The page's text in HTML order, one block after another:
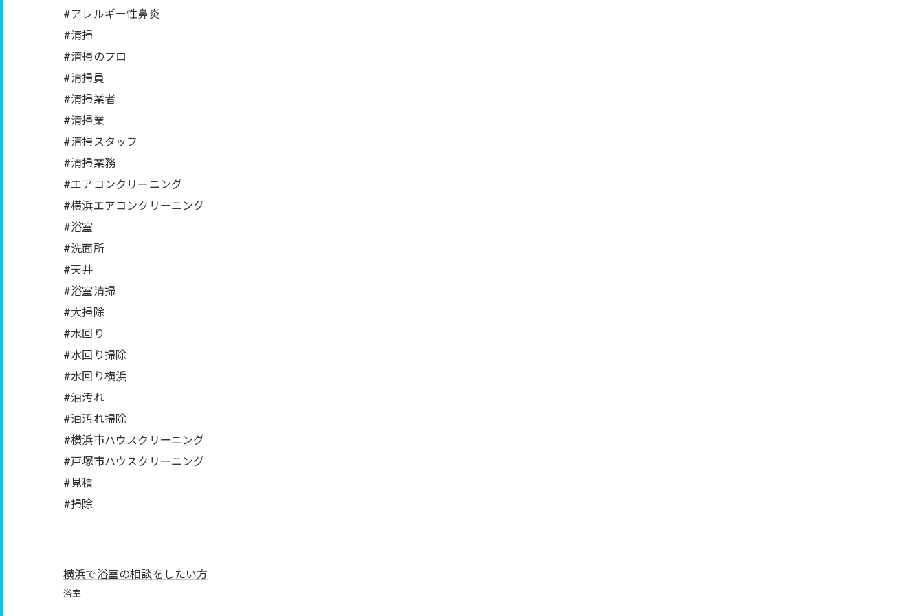
#アレルギー性鼻炎
#清掃
#清掃のプロ
#清掃員
#清掃業者
#清掃業
#清掃スタッフ
#清掃業務
#エアコンクリーニング
#横浜エアコンクリーニング
#浴室
#洗面所
#天井
#浴室清掃
#大掃除
#水回り
#水回り掃除
#水回り横浜
#油汚れ
#油汚れ掃除
#横浜市ハウスクリーニング
#戸塚市ハウスクリーニング
#見積
#掃除
横浜で浴室の相談をしたい方
浴室